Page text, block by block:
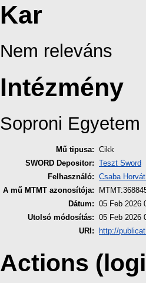
Kar
Nem releváns
Intézmény
Soproni Egyetem
Mű tipusa: Cikk
SWORD Depositor: Teszt Sword
Felhasználó: Csaba
A mű MTMT azonosítója:
Dátum: 05 Feb 2026
Utolsó módosítás: 05 Feb 2026
URI:
http://
Actions